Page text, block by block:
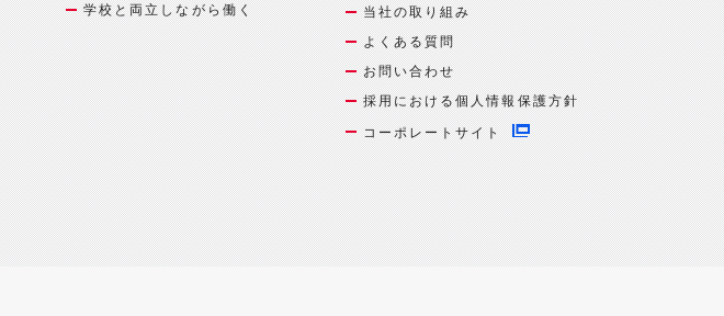
学校と両立しながら働く
当社の取り組み
よくある質問
お問い合わせ
採用における個人情報保護方針
コーポレートサイト